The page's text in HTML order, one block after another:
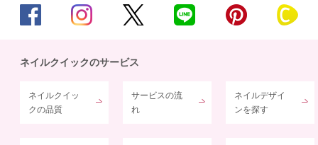
ネイルクイックのサービス
ネイルクイッ
クの品質
サービスの流
れ
ネイルデザイ
ンを探す